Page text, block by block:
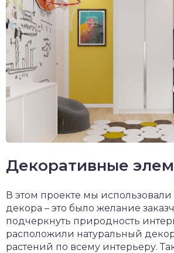
Декоративные
В этом проекте мы
декора – это было желание
подчеркнуть природность
расположили натуральный
растений по всему интерьеру.